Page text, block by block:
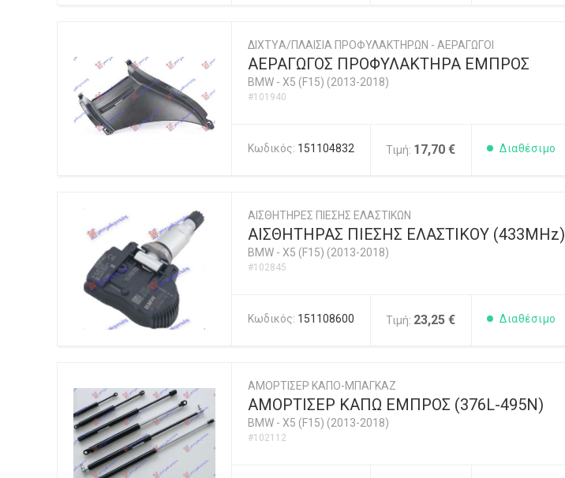
ΔΙΧΤYΑ/ΠΛΑΙΣΙΑ ΠΡΟΦΥΛΑΚΤΗΡΩΝ - ΑΕΡΑΓΩΓΟΙ
ΑΕΡΑΓΩΓΟΣ ΠΡΟΦΥΛΑΚΤΗΡΑ ΕΜΠΡΟΣ
BMW - X5 (F15) (2013-2018)
#101940
Κωδικός: 151104832 Τιμή: 17,70 € Διαθέσιμο
ΑΙΣΘΗΤΗΡΕΣ ΠΙΕΣΗΣ ΕΛΑΣΤΙΚΩΝ
ΑΙΣΘΗΤΗΡΑΣ ΠΙΕΣΗΣ ΕΛΑΣΤΙΚΟΥ (433MHz)
BMW - X5 (F15) (2013-2018)
#102845
Κωδικός: 151108600 Τιμή: 23,25 € Διαθέσιμο
ΑΜΟΡΤΙΣΕΡ ΚΑΠΟ-ΜΠΑΓΚΑΖ
ΑΜΟΡΤΙΣΕΡ ΚΑΠΩ ΕΜΠΡΟΣ (376L-495N)
BMW - X5 (F15) (2013-2018)
#102112